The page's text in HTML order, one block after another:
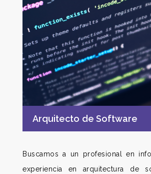
Arquitecto de Software
Buscamos a un profesional en
experiencia en arquitectura de